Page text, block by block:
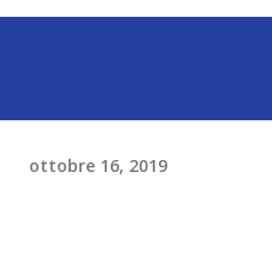
ottobre 16, 2019